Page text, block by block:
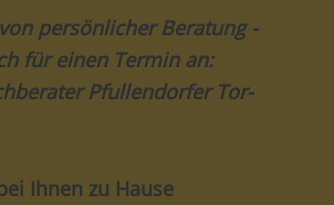
persönlicher Beratung -
für einen Termin an:
Pfullendorfer Tor-
Ihnen zu Hause